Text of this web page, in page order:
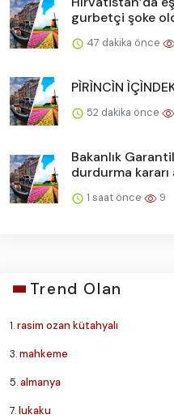
gurbetçi şoke
47 dakika önce
PÌRÌNCÌN
52 dakika önce
Bakanlık
durdurma kararı
1 saat önce 9
Trend Olan
1.rasim ozan kütahyalı
3.mahkeme
5.almanya
7.lukaku